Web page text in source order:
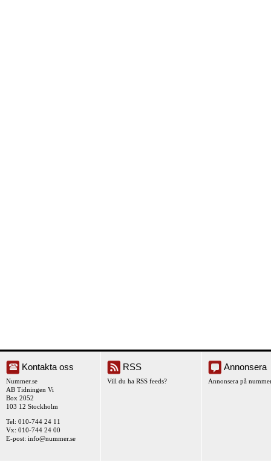
Kontakta oss
Nummer.se
AB Tidningen Vi
Box 2052
103 12 Stockholm
Tel: 010-744 24 11
Vx: 010-744 24 00
E-post: info@nummer.se
RSS
Vill du ha RSS feeds?
Annonsera
Annonsera på